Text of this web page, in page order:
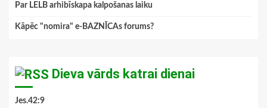
Par LELB arhibīskapa kalpošanas laiku
Kāpēc "nomira" e-BAZNĪCAs forums?
Dieva vārds katrai dienai
Jes.42:9